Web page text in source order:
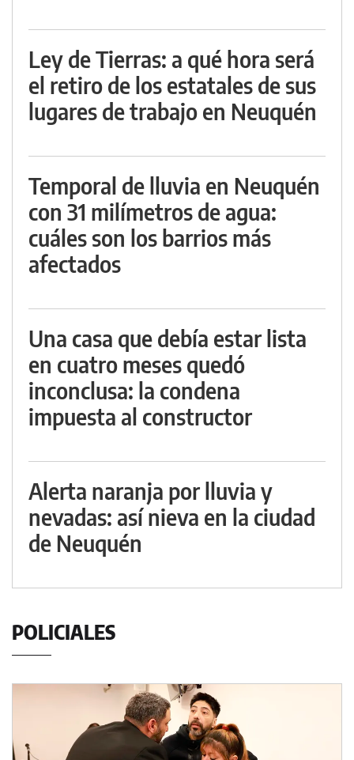
Ley de Tierras: a qué hora será
el retiro de los estatales de sus
lugares de trabajo en Neuquén
Temporal de lluvia en Neuquén
con 31 milímetros de agua:
cuáles son los barrios más
afectados
Una casa que debía estar lista
en cuatro meses quedó
inconclusa: la condena
impuesta al constructor
Alerta naranja por lluvia y
nevadas: así nieva en la ciudad
de Neuquén
POLICIALES